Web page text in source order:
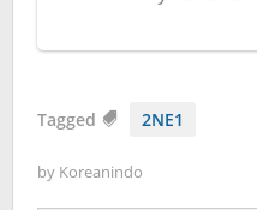
Tagged 2NE1
by Koreanindo